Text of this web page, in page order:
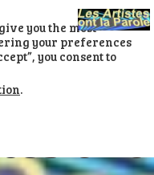
ont
you the most
your preferences
you consent to
.